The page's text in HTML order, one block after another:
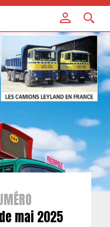
mai 2025